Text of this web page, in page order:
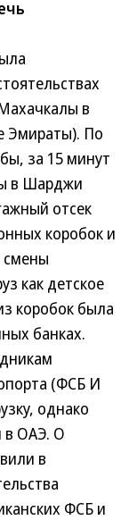
в
Эмираты). По
за 15 минут
в Шарджи
отсек
коробок и
смены
как детское
коробок была
банках.
(ФСБ И
однако
в ОАЭ. О
в
ФСБ и